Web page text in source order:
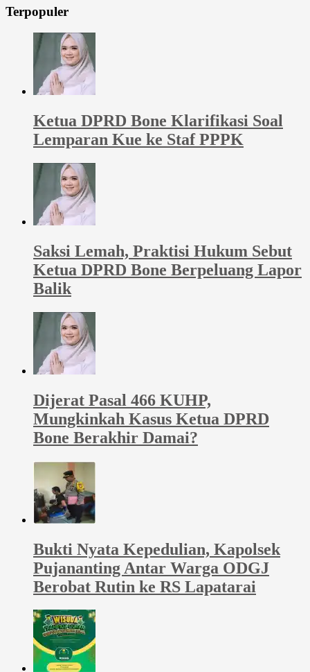
Terpopuler
Ketua DPRD Bone Klarifikasi Soal
Lemparan Kue ke Staf PPPK
Saksi Lemah, Praktisi Hukum Sebut
Ketua DPRD Bone Berpeluang Lapor
Balik
Dijerat Pasal 466 KUHP,
Mungkinkah Kasus Ketua DPRD
Bone Berakhir Damai?
Bukti Nyata Kepedulian, Kapolsek
Pujananting Antar Warga ODGJ
Berobat Rutin ke RS Lapatarai